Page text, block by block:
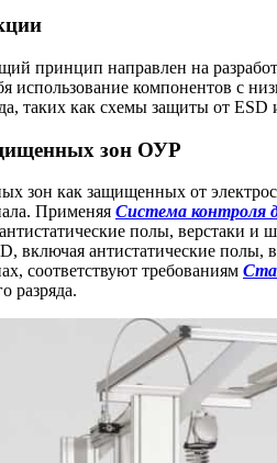
принцип направлен на
использование компонентов с
таких как схемы защиты от ESD
зон ОУР
зон как защищенных от
Применяя Система контроля
полы,
включая антистатические
соответствуют требованиям
разряда.